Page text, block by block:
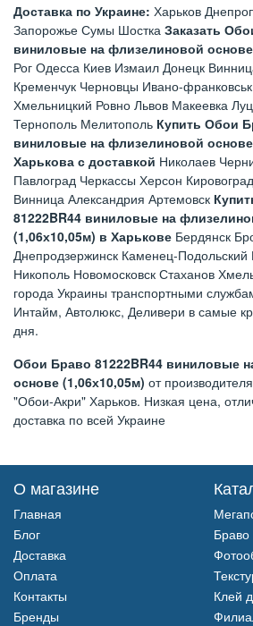
Доставка по Украине: Харьков
Запорожье Сумы Шостка Заказать
виниловые на флизелиновой
Рог Одесса Киев Измаил Донецк
Кременчук Черновцы Ивано-
Хмельницкий Ровно Львов Макеевка
Тернополь Мелитополь Купить Обои
виниловые на флизелиновой
Харькова с доставкой Николаев
Павлоград Черкассы Херсон
Винница Александрия Артемовск
81222BR44 виниловые на
(1,06х10,05м) в Харькове Бердянск
Днепродзержинск Каменец-Подольский
Никополь Новомосковск Стаханов
города Украины транспортными
Интайм, Автолюкс, Деливери в самые
дня.
Обои Браво 81222BR44 виниловые
основе (1,06х10,05м) от
"Обои-Акри" Харьков. Низкая цена,
доставка по всей Украине
О магазине
Главная
Блог
Доставка
Оплата
Контакты
Бренды
Браво
Клей